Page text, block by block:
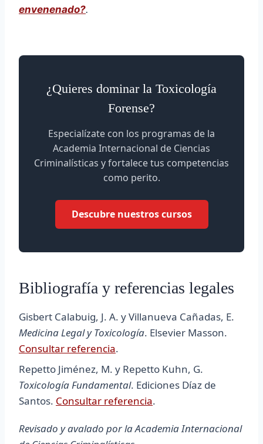
envenenado?.
¿Quieres dominar la Toxicología
Forense?
Especialízate con los programas de la
Academia Internacional de Ciencias
Criminalísticas y fortalece tus competencias
como perito.
Descubre nuestros cursos
Bibliografía y referencias legales
Gisbert Calabuig, J. A. y Villanueva Cañadas, E.
Medicina Legal y Toxicología. Elsevier Masson.
Consultar referencia.
Repetto Jiménez, M. y Repetto Kuhn, G.
Toxicología Fundamental. Ediciones Díaz de
Santos. Consultar referencia.
Revisado y avalado por la Academia Internacional